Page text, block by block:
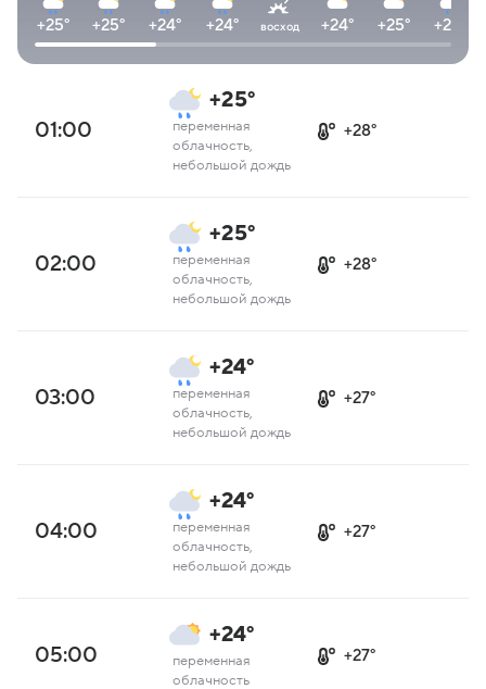
+25° +25° +24° +24° восход +24° +25° +26°
01:00
+25°
переменная
облачность,
небольшой дождь
+28°
02:00
+25°
переменная
облачность,
небольшой дождь
+28°
03:00
+24°
переменная
облачность,
небольшой дождь
+27°
04:00
+24°
переменная
облачность,
небольшой дождь
+27°
05:00
+24°
переменная
облачность
+27°